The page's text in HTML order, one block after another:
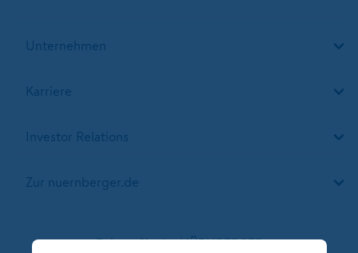
Unternehmen
Karriere
Investor Relations
Zur nuernberger.de
Folgen Sie der NÜRNBERGER